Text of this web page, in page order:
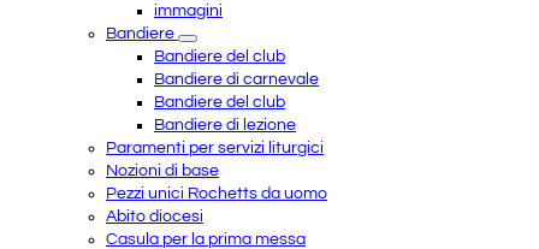
immagini
Bandiere
Bandiere del club
Bandiere di carnevale
Bandiere del club
Bandiere di lezione
Paramenti per servizi liturgici
Nozioni di base
Pezzi unici Rochetts da uomo
Abito diocesi
Casula per la prima messa